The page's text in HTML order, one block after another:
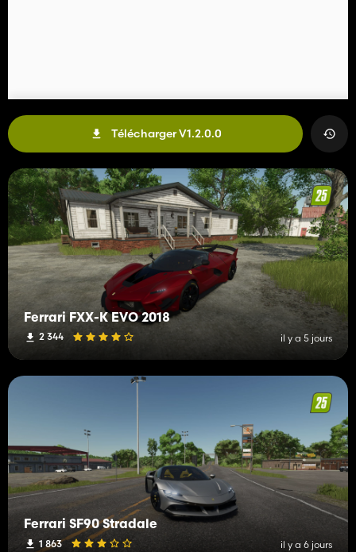
Télécharger V1.2.0.0
Ferrari FXX-K EVO 2018
2 344 il y a 5 jours
Ferrari SF90 Stradale
1 863 il y a 6 jours